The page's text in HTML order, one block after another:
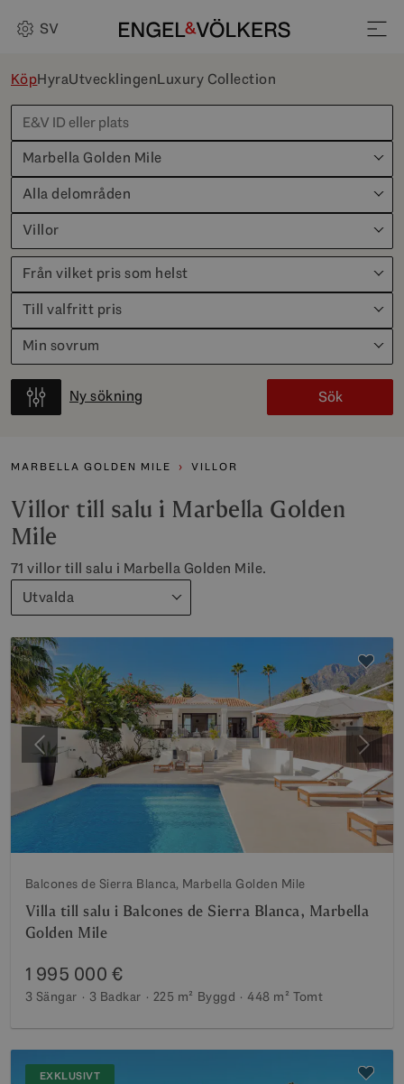
SV
KöpHyraUtvecklingenLuxury Collection
Marbella Golden Mile
Alla delområden
Villor
Från vilket pris som helst
Till valfritt pris
Min sovrum
Ny sökning Sök
MARBELLA GOLDEN MILE VILLOR
Villor till salu i Marbella Golden
Mile
71 villor till salu i Marbella Golden Mile.
Utvalda
Föregående Nästa
Balcones de Sierra Blanca, Marbella Golden Mile
Villa till salu i Balcones de Sierra Blanca, Marbella
Golden Mile
1 995 000 €
3 Sängar 3 Badkar 225 m² Byggd 448 m² Tomt
EXKLUSIVT